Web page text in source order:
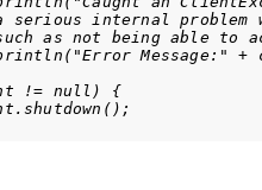
serious internal problem
as not being able to
Message:" +
!= null) {